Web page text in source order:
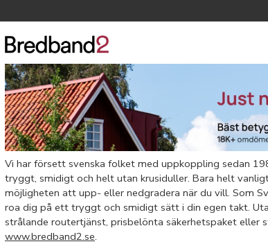
Vi har försett svenska folket med uppkoppling sedan
tryggt, smidigt och helt utan krusiduller. Bara helt
möjligheten att upp- eller nedgradera när du vill. Som
roa dig på ett tryggt och smidigt sätt i din egen takt.
strålande routertjänst, prisbelönta säkerhetspaket eller
www.bredband2.se.